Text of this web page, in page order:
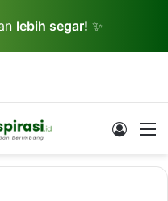
lebih segar! ✨
Log In